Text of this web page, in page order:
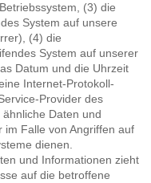
(3) die
System auf unsere
(4) die
System auf unserer
Datum und die Uhrzeit
Internet-Protokoll-
Provider des
Daten und
Falle von Angriffen auf
dienen.
und Informationen zieht
auf die betroffene